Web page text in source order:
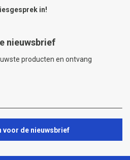
in!
nieuwsbrief
producten en ontvang
voor de nieuwsbrief